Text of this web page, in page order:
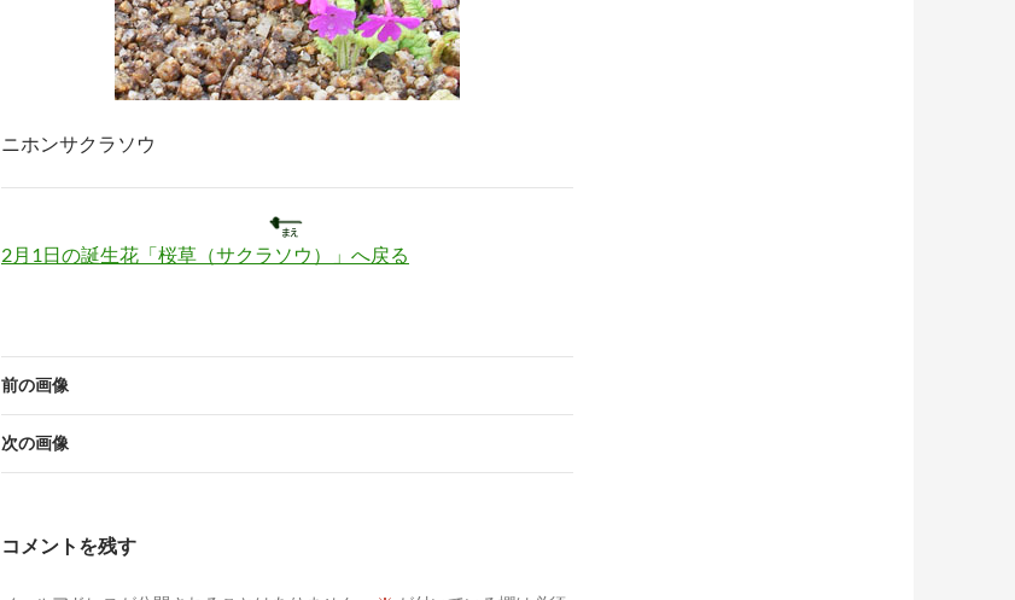
ニホンサクラソウ
2月1日の誕生花「桜草（サクラソウ）」へ戻る
前の画像
次の画像
コメントを残す